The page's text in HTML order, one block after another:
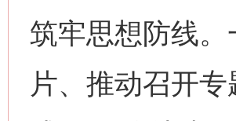
筑牢思想防线
片、推动召开